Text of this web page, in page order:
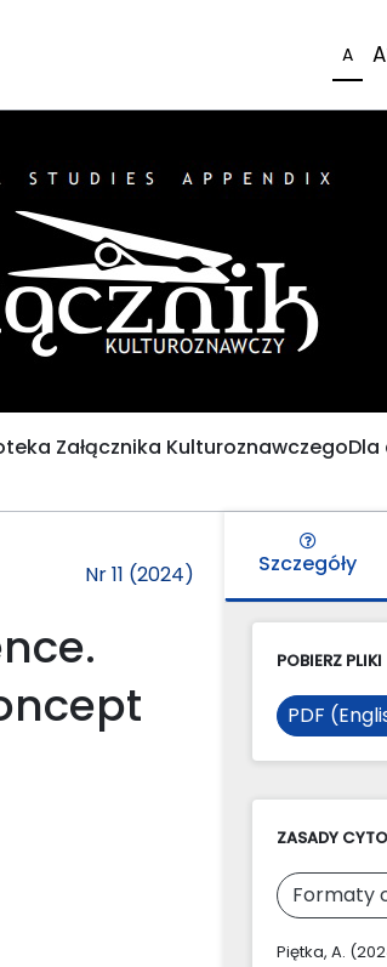
A A
Załącznika Kulturoznawczego
Nr 11 (2024) Szczegóły
POBIERZ PLIKI
PDF
ZASADY
Formaty
Piętka, A.